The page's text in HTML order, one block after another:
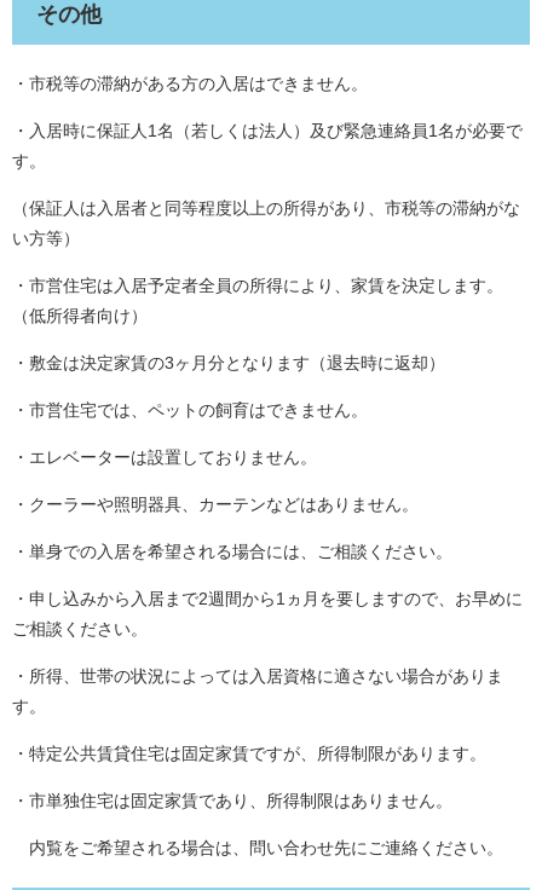
その他
・市税等の滞納がある方の入居はできません。
・入居時に保証人1名（若しくは法人）及び緊急連絡員1名が必要で
す。
（保証人は入居者と同等程度以上の所得があり、市税等の滞納がな
い方等）
・市営住宅は入居予定者全員の所得により、家賃を決定します。
（低所得者向け）
・敷金は決定家賃の3ヶ月分となります（退去時に返却）
・市営住宅では、ペットの飼育はできません。
・エレベーターは設置しておりません。
・クーラーや照明器具、カーテンなどはありません。
・単身での入居を希望される場合には、ご相談ください。
・申し込みから入居まで2週間から1ヵ月を要しますので、お早めに
ご相談ください。
・所得、世帯の状況によっては入居資格に適さない場合がありま
す。
・特定公共賃貸住宅は固定家賃ですが、所得制限があります。
・市単独住宅は固定家賃であり、所得制限はありません。
内覧をご希望される場合は、問い合わせ先にご連絡ください。